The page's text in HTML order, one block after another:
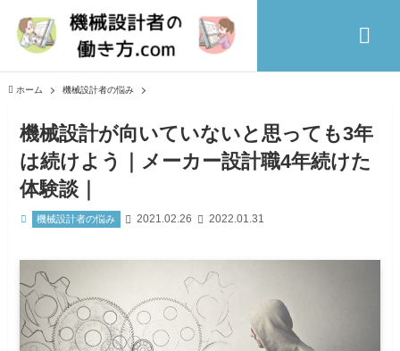
ホーム 機械設計者の悩み
機械設計が向いていないと思っても3年
は続けよう｜メーカー設計職4年続けた
体験談｜
機械設計者の悩み 2021.02.26 2022.01.31